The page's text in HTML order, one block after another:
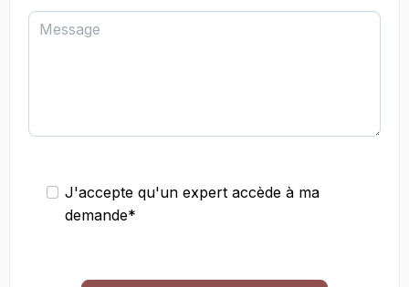
Message
J'accepte qu'un expert accède à ma
demande*